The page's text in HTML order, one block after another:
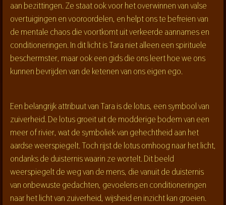
aan bezittingen. Ze staat ook voor het overwinnen van valse
overtuigingen en vooroordelen, en helpt ons te befreien van
de mentale chaos die voortkomt uit verkeerde aannames en
conditioneringen. In dit licht is Tara niet alleen een spirituele
beschermster, maar ook een gids die ons leert hoe we ons
kunnen bevrijden van de ketenen van ons eigen ego.
Een belangrijk attribuut van Tara is de lotus, een symbool van
zuiverheid. De lotus groeit uit de modderige bodem van een
meer of rivier, wat de symboliek van gehechtheid aan het
aardse weerspiegelt. Toch rijst de lotus omhoog naar het licht,
ondanks de duisternis waarin ze wortelt. Dit beeld
weerspiegelt de weg van de mens, die vanuit de duisternis
van onbewuste gedachten, gevoelens en conditioneringen
naar het licht van zuiverheid, wijsheid en inzicht kan groeien.